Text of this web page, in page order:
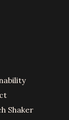
Shaker